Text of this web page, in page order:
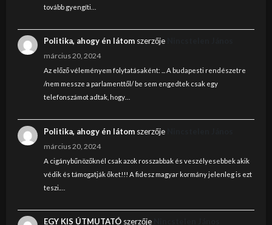
tovább gyengíti…
Politika, ahogy én látomszerzője
március 20, 2024
Az előző véleményem folytatásaként: ... A budapesti rendészetre
/nem messze a parlamenttől/ be sem engedtek csak egy
telefonszámot adtak, hogy…
Politika, ahogy én látomszerzője
március 20, 2024
A cigánybűnözőknél csak azok rosszabbak és veszélyesebbek akik
védik és támogatják őket!!! A fidesz magyar kormány jelenleg is ezt
teszi.…
EGY KIS ÚTMUTATÓszerzője